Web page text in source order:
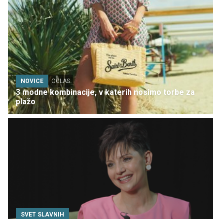
NOVICE OGLAS
3 modne kombinacije, v katerih nosimo torbe za
plažo
SVET SLAVNIH